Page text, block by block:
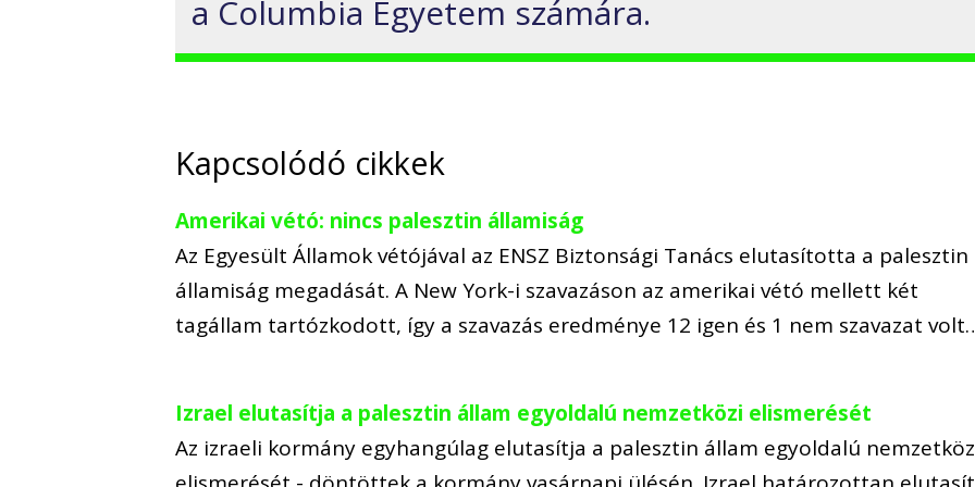
a Columbia Egyetem számára.
Kapcsolódó cikkek
Amerikai vétó: nincs palesztin államiság
Az Egyesült Államok vétójával az ENSZ Biztonsági Tanács elutasította a palesztin
államiság megadását. A New York-i szavazáson az amerikai vétó mellett két
tagállam tartózkodott, így a szavazás eredménye 12 igen és 1 nem szavazat
Izrael elutasítja a palesztin állam egyoldalú nemzetközi elismerését
Az izraeli kormány egyhangúlag elutasítja a palesztin állam egyoldalú